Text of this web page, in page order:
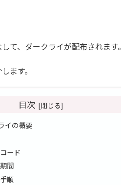
て、ダークライが配布されます。
ます。
目次
イの概要
ード
間
順